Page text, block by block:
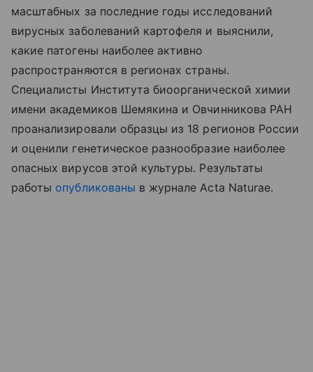
масштабных за последние годы исследований
вирусных заболеваний картофеля и выяснили,
какие патогены наиболее активно
распространяются в регионах страны.
Специалисты Института биоорганической химии
имени академиков Шемякина и Овчинникова РАН
проанализировали образцы из 18 регионов России
и оценили генетическое разнообразие наиболее
опасных вирусов этой культуры. Результаты
работы опубликованы в журнале Acta Naturae.